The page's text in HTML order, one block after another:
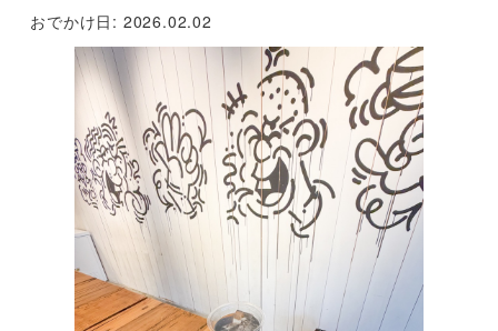
おでかけ日: 2026.02.02